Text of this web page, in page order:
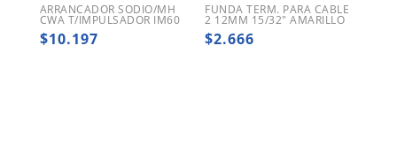
ARRANCADOR SODIO/MH
CWA T/IMPULSADOR IM60
$10.197
FUNDA TERM. PARA CABLE
2 12MM 15/32″ AMARILLO
$2.666